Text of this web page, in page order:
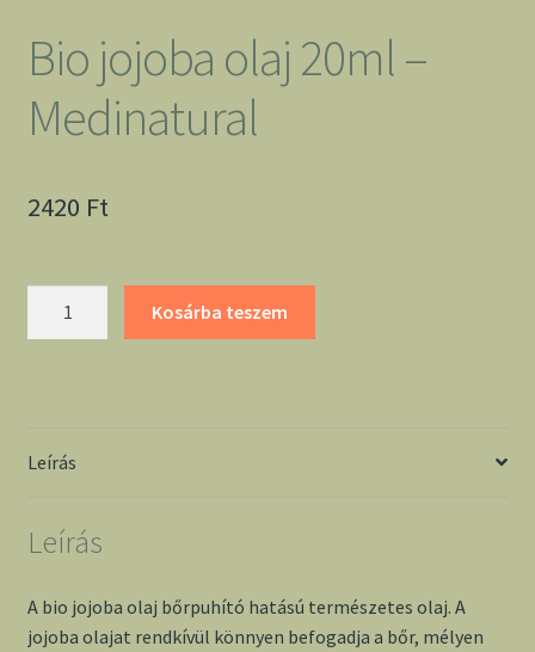
Bio jojoba olaj 20ml –
Medinatural
2420 Ft
mennyiség
Kosárba teszem
Leírás
Leírás
A bio jojoba olaj bőrpuhító hatású természetes olaj. A
jojoba olajat rendkívül könnyen befogadja a bőr, mélyen